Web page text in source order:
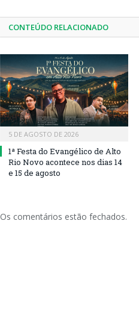
CONTEÚDO RELACIONADO
5 DE AGOSTO DE 2026
1ª Festa do Evangélico de Alto
Rio Novo acontece nos dias 14
e 15 de agosto
Os comentários estão fechados.